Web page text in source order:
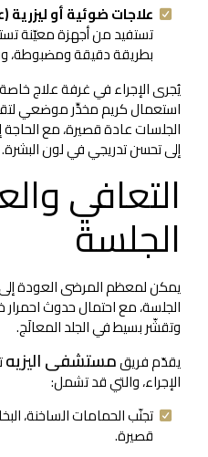
علاجات ضوئية أو ليزرية (عند
تستفيد من أجهزة معيّنة
بطريقة دقيقة ومضبوطة، وفق
يُجرى الإجراء في غرفة علاج خاصة
استعمال كريم مخدِّر موضعي لتقليل
الجلسات عادة قصيرة، مع الحاجة
إلى تحسن تدريجي في لون البشرة.
التعافي
الجلسة
يمكن لمعظم المرضى العودة إلى
الجلسة، مع احتمال حدوث احمرار
وتقشّر بسيط في الجلد المعالَج.
يقدّم فريقمستشفى اليزيه
الإجراء، والتي قد تشمل:
تجنّب الحمامات الساخنة، البخار،
قصيرة.